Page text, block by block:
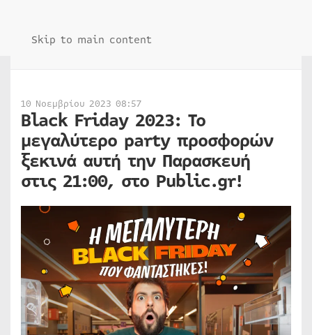
Skip to main content
10 Νοεμβρίου 2023 08:57
Black Friday 2023: Το
μεγαλύτερο party προσφορών
ξεκινά αυτή την Παρασκευή
στις 21:00, στο Public.gr!